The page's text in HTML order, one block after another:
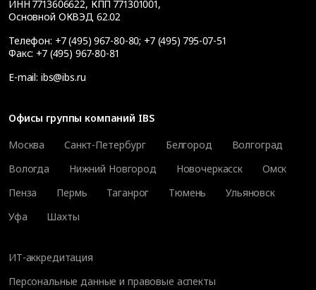
ИНН 7713606622, КПП 771301001,
Основной ОКВЭД 62.02
Телефон: +7 (495) 967-80-80; +7 (495) 795-07-51
Факс: +7 (495) 967-80-81
E-mail: ibs@ibs.ru
Офисы группы компаний IBS
Москва
Санкт-Петербург Белгород
Волгоград
Вологда
Нижний Новгород Новочеркасск
Омск
Пенза
Пермь Таганрог Тюмень
Ульяновск
Уфа
Шахты
ИТ-аккредитация
Персональные данные и правовые аспекты